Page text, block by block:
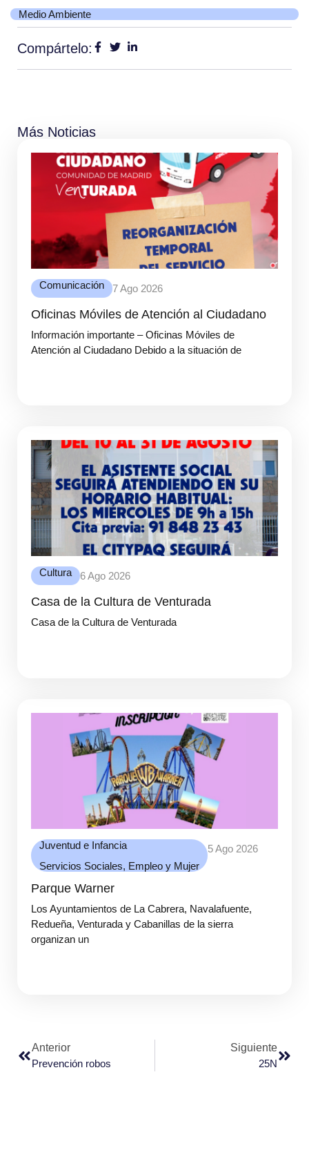
Medio Ambiente
Compártelo:
Más Noticias
Comunicación 7 Ago 2026
Oficinas Móviles de Atención al Ciudadano
Información importante – Oficinas Móviles de
Atención al Ciudadano Debido a la situación de
Cultura 6 Ago 2026
Casa de la Cultura de Venturada
Casa de la Cultura de Venturada
Juventud e Infancia
Servicios Sociales, Empleo y Mujer
5 Ago 2026
Parque Warner
Los Ayuntamientos de La Cabrera, Navalafuente,
Redueña, Venturada y Cabanillas de la sierra
organizan un
Anterior
Prevención robos
Siguiente
25N